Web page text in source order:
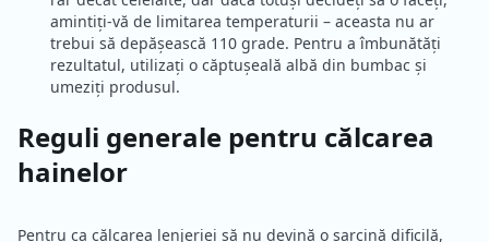
amintiți-vă de limitarea temperaturii – aceasta nu ar
trebui să depășească 110 grade. Pentru a îmbunătăți
rezultatul, utilizați o căptușeală albă din bumbac și
umeziți produsul.
Reguli generale pentru călcarea
hainelor
Pentru ca călcarea lenjeriei să nu devină o sarcină dificilă,